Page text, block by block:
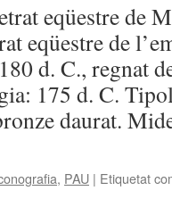
eqüestre de
eqüestre de
d. C., regnat
175 d. C.
daurat.
, PAU | Etiquetat